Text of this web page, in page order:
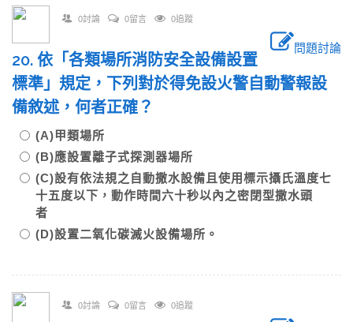
0討論 0留言 0追蹤
問題討論
20. 依「各類場所消防安全設備設置
標準」規定，下列對於得免設火警自動警報設
備敘述，何者正確？
(A)甲類場所
(B)應設置離子式探測器場所
(C)設有依法規之自動撒水設備且使用標示攝氏溫度七
十五度以下，動作時間六十秒以內之密閉型撒水頭
者
(D)設置二氧化碳滅火設備場所。
0討論 0留言 0追蹤